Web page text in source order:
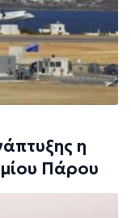
η
Πάρου